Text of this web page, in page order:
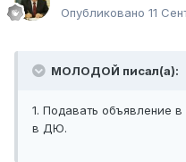
Опубликовано 11
МОЛОДОЙ писал(а):
1. Подавать объявление
в ДЮ.